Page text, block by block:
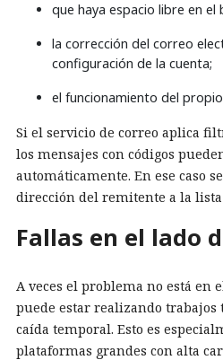
que haya espacio libre en el
la corrección del correo
configuración de la cuenta;
el funcionamiento del
Si el servicio de correo aplica
los mensajes con códigos
automáticamente. En ese caso
dirección del remitente a la lista
Fallas en el lado
A veces el problema no está en
puede estar realizando
caída temporal. Esto es
plataformas grandes con alta